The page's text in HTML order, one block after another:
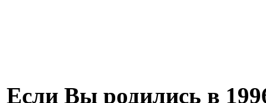
Если Вы родились в